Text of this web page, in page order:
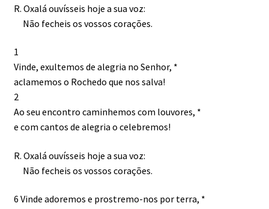
R. Oxalá ouvísseis hoje a sua voz:
Não fecheis os vossos corações.
1
Vinde, exultemos de alegria no Senhor, *
aclamemos o Rochedo que nos salva!
2
Ao seu encontro caminhemos com louvores, *
e com cantos de alegria o celebremos!
R. Oxalá ouvísseis hoje a sua voz:
Não fecheis os vossos corações.
6 Vinde adoremos e prostremo-nos por terra, *